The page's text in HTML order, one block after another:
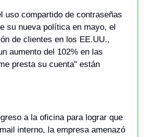
uso compartido de contraseñas
su nueva política en mayo, el
de clientes en los EE.UU.,
aumento del 102% en las
presta su cuenta" están
a la oficina para lograr que
interno, la empresa amenazó